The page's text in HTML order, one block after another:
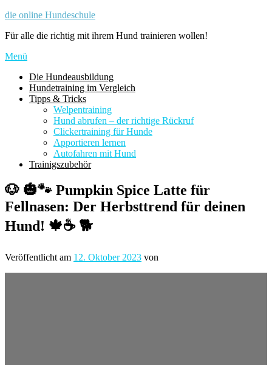
Zum
springen
die online Hundeschule
Für alle die richtig mit ihrem Hund trainieren wollen!
Menü
Die Hundeausbildung
Hundetraining im Vergleich
Tipps & Tricks
Welpentraining
Hund abrufen – der richtige Rückruf
Clickertraining für Hunde
Apportieren lernen
Autofahren mit Hund
Trainigszubehör
🐶 🎃🐾 Pumpkin Spice Latte für
Fellnasen: Der Herbsttrend für deinen
Hund! 🍁☕️ 🐕
Veröffentlicht am 12. Oktober 2023 von